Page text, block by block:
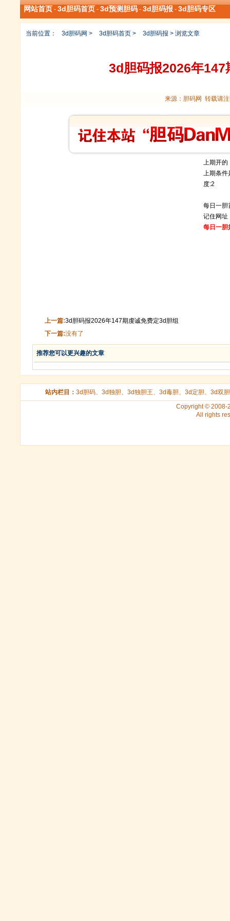
网站首页 - 3d胆码首页 - 3d预测胆码 - 3d胆码报 - 3d胆码专区
当前位置： 3d胆码网 > 3d胆码首页 > 3d胆码报 > 浏览文章
3d胆码报2026年
来源：胆码网 转载请
上期开的
上期条件
度:2
每日一
记住网址
每日一胆
上一篇:3d胆码报2026年147期虔诚免费定3d胆组
下一篇:没有了
推荐您可以更兴趣的文章
站内栏目： 3d胆码、 3d独胆、 3d独胆王、 3d毒胆、 3d定胆、 3d双胆
Copyright © 2008-
All rights